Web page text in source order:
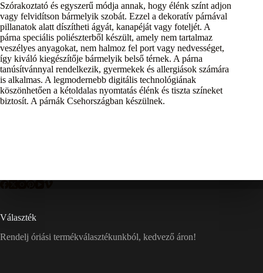
Szórakoztató és egyszerű módja annak, hogy élénk színt adjon
vagy felvidítson bármelyik szobát. Ezzel a dekoratív párnával
pillanatok alatt díszítheti ágyát, kanapéját vagy foteljét. A
párna speciális poliészterből készült, amely nem tartalmaz
veszélyes anyagokat, nem halmoz fel port vagy nedvességet,
így kiváló kiegészítője bármelyik belső térnek. A párna
tanúsítvánnyal rendelkezik, gyermekek és allergiások számára
is alkalmas. A legmodernebb digitális technológiának
köszönhetően a kétoldalas nyomtatás élénk és tiszta színeket
biztosít. A párnák Csehországban készülnek.
Választék
Rendelj óriási termékválasztékunkból, kedvező áron!